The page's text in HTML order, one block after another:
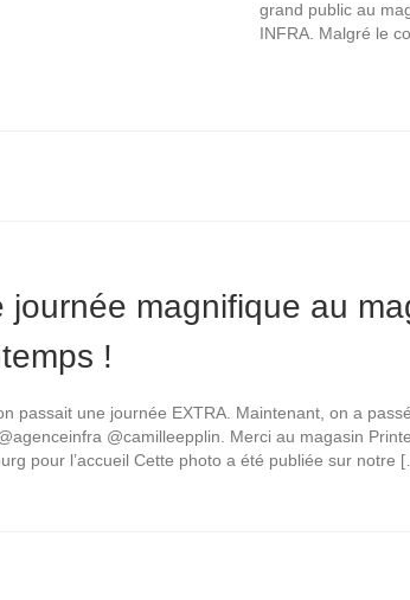
grand public au
INFRA. Malgré le
journée magnifique au
!
passait une journée EXTRA. Maintenant, on a
@camilleepplin. Merci au magasin
pour l’accueil Cette photo a été publiée sur notre